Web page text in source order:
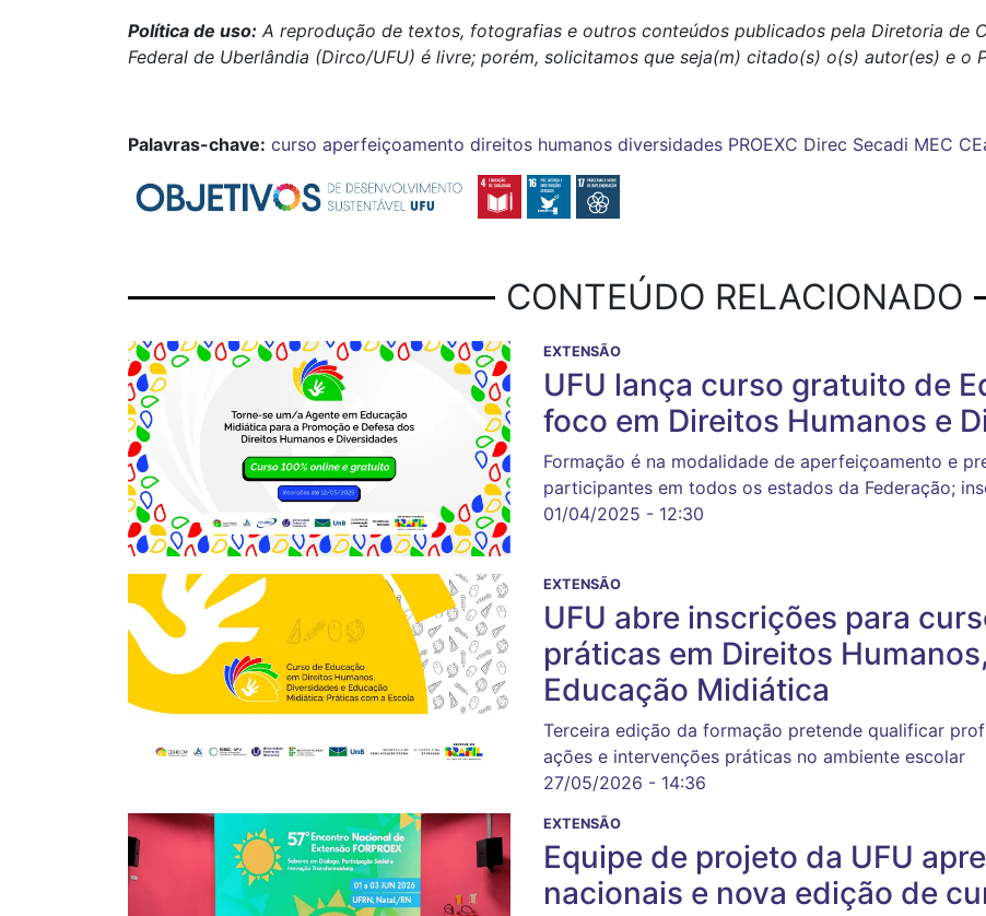
Política de uso: A reprodução de textos, fotografias e outros conteúdos publicados pela Diretoria de
Federal de Uberlândia (Dirco/UFU) é livre; porém, solicitamos que seja(m) citado(s) o(s) autor(es) e o
Palavras-chave: curso aperfeiçoamento direitos humanos diversidades PROEXC Direc Secadi MEC
CONTEÚDO RELACIONADO
EXTENSÃO
UFU lança curso gratuito de
foco em Direitos Humanos e
Formação é na modalidade de aperfeiçoamento e
participantes em todos os estados da Federação;
01/04/2025 - 12:30
EXTENSÃO
UFU abre inscrições para
práticas em Direitos
Educação Midiática
Terceira edição da formação pretende qualificar
ações e intervenções práticas no ambiente escolar
27/05/2026 - 14:36
EXTENSÃO
Equipe de projeto da UFU
nacionais e nova edição de